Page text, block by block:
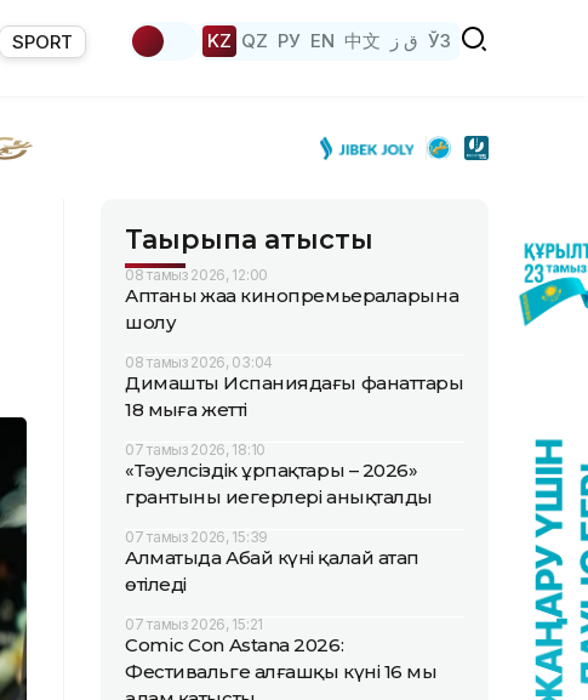
SPORT KZ QZ РУ EN 中文 ق ز ЎЗ
Тақырыпқа қатысты
08 тамыз 2026, 12:00
Аптаның жаңа кинопремьераларына
шолу
08 тамыз 2026, 03:04
Димаштың Испаниядағы фанаттары
18 мыңға жетті
07 тамыз 2026, 18:10
«Тәуелсіздік ұрпақтары – 2026»
грантының иегерлері анықталды
07 тамыз 2026, 15:39
Алматыда Абай күні қалай атап
өтіледі
07 тамыз 2026, 15:21
Comic Con Astana 2026:
Фестивальге алғашқы күні 16 мың